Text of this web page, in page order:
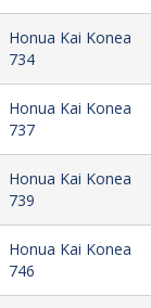
Honua Kai Konea
734
Honua Kai Konea
737
Honua Kai Konea
739
Honua Kai Konea
746